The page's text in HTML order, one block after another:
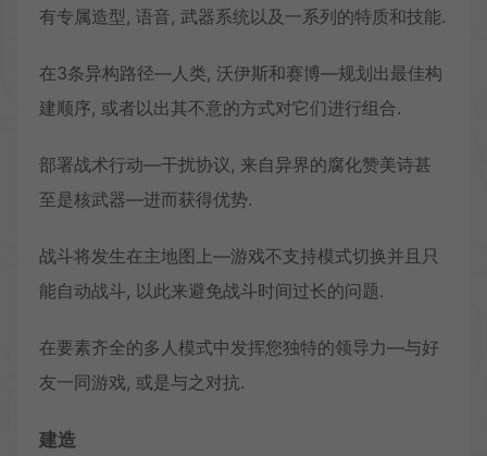
有专属造型, 语音, 武器系统以及一系列的特质和技能.
在3条异构路径—人类, 沃伊斯和赛博—规划出最佳构
建顺序, 或者以出其不意的方式对它们进行组合.
部署战术行动—干扰协议, 来自异界的腐化赞美诗甚
至是核武器—进而获得优势.
战斗将发生在主地图上—游戏不支持模式切换并且只
能自动战斗, 以此来避免战斗时间过长的问题.
在要素齐全的多人模式中发挥您独特的领导力—与好
友一同游戏, 或是与之对抗.
建造